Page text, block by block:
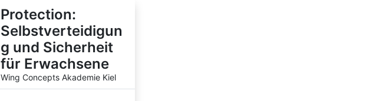
Protection:
Selbstverteidigun
g und Sicherheit
für Erwachsene
Wing Concepts Akademie Kiel